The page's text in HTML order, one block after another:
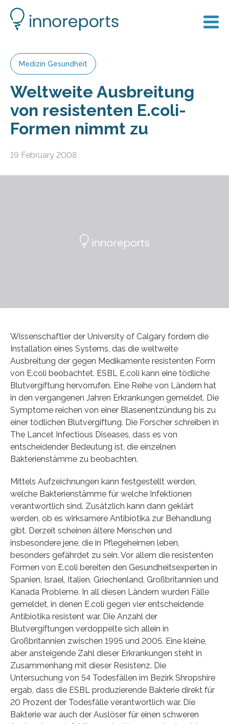
Medizin Gesundheit
Weltweite Ausbreitung
von resistenten E.coli-
Formen nimmt zu
19 February 2008
Wissenschaftler der University of Calgary fordern die
Installation eines Systems, das die weltweite
Ausbreitung der gegen Medikamente resistenten Form
von E.coli beobachtet. ESBL E.coli kann eine tödliche
Blutvergiftung hervorrufen. Eine Reihe von Ländern hat
in den vergangenen Jahren Erkrankungen gemeldet. Die
Symptome reichen von einer Blasenentzündung bis zu
einer tödlichen Blutvergiftung. Die Forscher schreiben in
The Lancet Infectious Diseases, dass es von
entscheidender Bedeutung ist, die einzelnen
Bakterienstämme zu beobachten.
Mittels Aufzeichnungen kann festgestellt werden,
welche Bakterienstämme für welche Infektionen
verantwortlich sind. Zusätzlich kann dann geklärt
werden, ob es wirksamere Antibiotika zur Behandlung
gibt. Derzeit scheinen ältere Menschen und
insbesondere jene, die in Pflegeheimen leben,
besonders gefährdet zu sein. Vor allem die resistenten
Formen von E.coli bereiten den Gesundheitsexperten in
Spanien, Israel, Italien, Griechenland, Großbritannien und
Kanada Probleme. In all diesen Ländern wurden Fälle
gemeldet, in denen E.coli gegen vier entscheidende
Antibiotika resistent war. Die Anzahl der
Blutvergiftungen verdoppelte sich allein in
Großbritannien zwischen 1995 und 2005. Eine kleine,
aber ansteigende Zahl dieser Erkrankungen steht in
Zusammenhang mit dieser Resistenz. Die
Untersuchung von 54 Todesfällen im Bezirk Shropshire
ergab, dass die ESBL produzierende Bakterie direkt für
20 Prozent der Todesfälle verantwortlich war. Die
Bakterie war auch der Auslöser für einen schweren